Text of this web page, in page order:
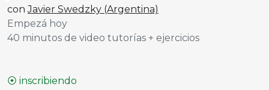
conJavier Swedzky (Argentina)
Empezá hoy
40 minutos de video tutorías + ejercicios
⦿ inscribiendo